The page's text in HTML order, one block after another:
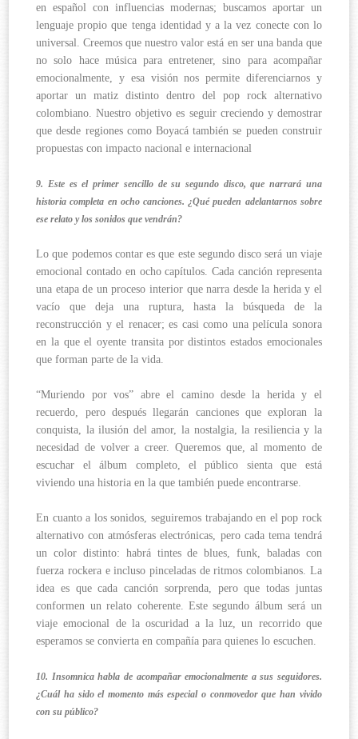
en español con influencias modernas; buscamos aportar un
lenguaje propio que tenga identidad y a la vez conecte con lo
universal. Creemos que nuestro valor está en ser una banda que
no solo hace música para entretener, sino para acompañar
emocionalmente, y esa visión nos permite diferenciarnos y
aportar un matiz distinto dentro del pop rock alternativo
colombiano. Nuestro objetivo es seguir creciendo y demostrar
que desde regiones como Boyacá también se pueden construir
propuestas con impacto nacional e internacional
9. Este es el primer sencillo de su segundo disco, que narrará una
historia completa en ocho canciones. ¿Qué pueden adelantarnos sobre
ese relato y los sonidos que vendrán?
Lo que podemos contar es que este segundo disco será un viaje
emocional contado en ocho capítulos. Cada canción representa
una etapa de un proceso interior que narra desde la herida y el
vacío que deja una ruptura, hasta la búsqueda de la
reconstrucción y el renacer; es casi como una película sonora
en la que el oyente transita por distintos estados emocionales
que forman parte de la vida.
“Muriendo por vos” abre el camino desde la herida y el
recuerdo, pero después llegarán canciones que exploran la
conquista, la ilusión del amor, la nostalgia, la resiliencia y la
necesidad de volver a creer. Queremos que, al momento de
escuchar el álbum completo, el público sienta que está
viviendo una historia en la que también puede encontrarse.
En cuanto a los sonidos, seguiremos trabajando en el pop rock
alternativo con atmósferas electrónicas, pero cada tema tendrá
un color distinto: habrá tintes de blues, funk, baladas con
fuerza rockera e incluso pinceladas de ritmos colombianos. La
idea es que cada canción sorprenda, pero que todas juntas
conformen un relato coherente. Este segundo álbum será un
viaje emocional de la oscuridad a la luz, un recorrido que
esperamos se convierta en compañía para quienes lo escuchen.
10. Insomnica habla de acompañar emocionalmente a sus seguidores.
¿Cuál ha sido el momento más especial o conmovedor que han vivido
con su público?